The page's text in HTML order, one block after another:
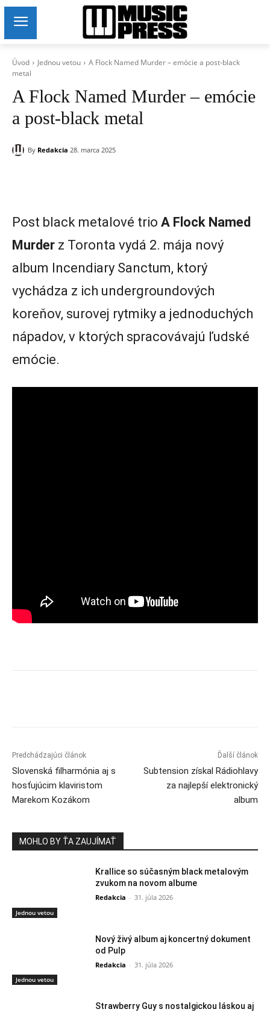
Úvod Jednou vetou
A Flock Named Murder – emócie a post-black
metal
A Flock Named Murder – emócie
a post-black metal
By Redakcia 28. marca 2025
Post black metalové trio A Flock Named
Murder z Toronta vydá 2. mája nový
album Incendiary Sanctum, ktorý
vychádza z ich undergroundových
koreňov, surovej rytmiky a jednoduchých
nápadov, v ktorých spracovávajú ľudské
emócie.
Predchádzajúci článok
Slovenská filharmónia aj s
hosťujúcim klaviristom
Marekom Kozákom
Ďalší článok
Subtension získal Rádiohlavy
za najlepší elektronický
album
MOHLO BY ŤA ZAUJÍMAŤ
Jednou vetou
Krallice so súčasným black metalovým
zvukom na novom albume
Redakcia - 31. júla 2026
Jednou vetou
Nový živý album aj koncertný dokument
od Pulp
Redakcia - 31. júla 2026
Strawberry Guy s nostalgickou láskou aj